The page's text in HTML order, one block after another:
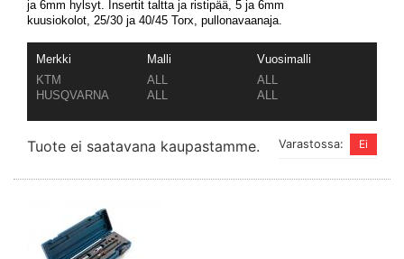
ja 6mm hylsyt. Insertit taltta ja ristipää, 5 ja 6mm
kuusiokolot, 25/30 ja 40/45 Torx, pullonavaanaja.
Merkki Malli
Vuosimalli
KTM
ALL
ALL
HUSQVARNA
ALL ALL
Varastossa:
Tuote ei saatavana kaupastamme.